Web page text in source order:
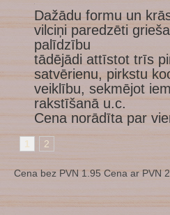
Dažādu formu un
vilciņi paredzēti
palīdzību
tādējādi attīstot trīs
satvērienu, pirkstu
veiklību, sekmējot
rakstīšanā u.c.
Cena norādīta par
1 2
Cena bez PVN 1.95 Cena ar PVN